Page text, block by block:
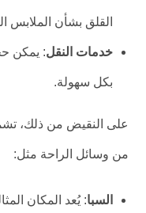
القلق بشأن الملابس
خدمات النقل: يمكن
بكل سهولة.
على النقيض من ذلك،
من وسائل الراحة مثل:
السبا: يُعد المكان